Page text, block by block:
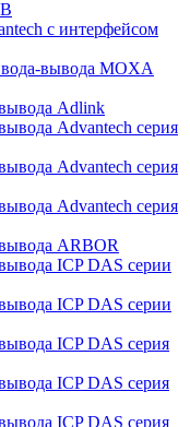
с интерфейсом
вывода MOXA
Adlink
Advantech серия
Advantech серия
Advantech серия
ARBOR
ICP DAS серии
ICP DAS серии
ICP DAS серия
ICP DAS серия
ICP DAS серия